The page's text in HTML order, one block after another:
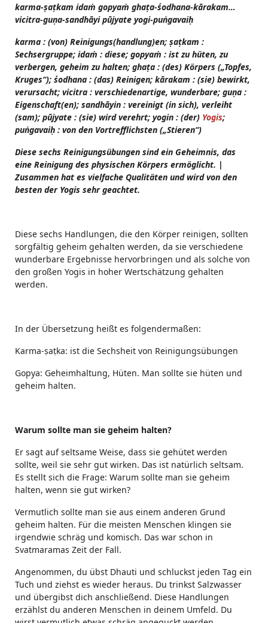
karma-ṣaṭkam idaṁ gopyaṁ ghaṭa-śodhana-kārakam…
vicitra-guṇa-sandhāyi pūjyate yogi-puṅgavaiḥ
karma : (von) Reinigungs(handlung)en; ṣaṭkam :
Sechsergruppe; idaṁ : diese; gopyaṁ : ist zu hüten, zu
verbergen, geheim zu halten; ghaṭa : (des) Körpers („Topfes,
Kruges“); śodhana : (das) Reinigen; kārakam : (sie) bewirkt,
verursacht; vicitra : verschiedenartige, wunderbare; guṇa :
Eigenschaft(en); sandhāyin : vereinigt (in sich), verleiht
(sam); pūjyate : (sie) wird verehrt; yogin : (der) Yogis;
puṅgavaiḥ : von den Vortrefflichsten („Stieren“)
Diese sechs Reinigungsübungen sind ein Geheimnis, das
eine Reinigung des physischen Körpers ermöglicht. |
Zusammen hat es vielfache Qualitäten und wird von den
besten der Yogis sehr geachtet.
Diese sechs Handlungen, die den Körper reinigen, sollten
sorgfältig geheim gehalten werden, da sie verschiedene
wunderbare Ergebnisse hervorbringen und als solche von
den großen Yogis in hoher Wertschätzung gehalten
werden.
In der Übersetzung heißt es folgendermaßen:
Karma-ṣaṭka: ist die Sechsheit von Reinigungsübungen
Gopya: Geheimhaltung, Hüten. Man sollte sie hüten und
geheim halten.
Warum sollte man sie geheim halten?
Er sagt auf seltsame Weise, dass sie gehütet werden
sollte, weil sie sehr gut wirken. Das ist natürlich seltsam.
Es stellt sich die Frage: Warum sollte man sie geheim
halten, wenn sie gut wirken?
Vermutlich sollte man sie aus einem anderen Grund
geheim halten. Für die meisten Menschen klingen sie
irgendwie schräg und komisch. Das war schon in
Svatmaramas Zeit der Fall.
Angenommen, du übst Dhauti und schluckst jeden Tag ein
Tuch und ziehst es wieder heraus. Du trinkst Salzwasser
und übergibst dich anschließend. Diese Handlungen
erzählst du anderen Menschen in deinem Umfeld. Du